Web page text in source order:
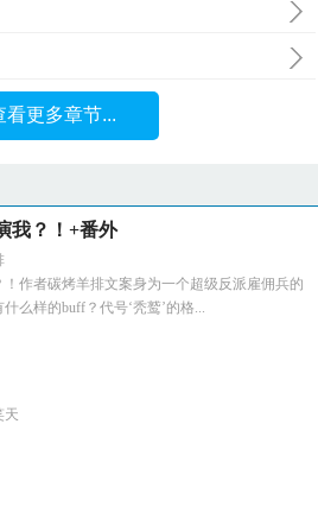
看更多章节...
我？！+番外
作者碳烤羊排文案身为一个超级反派雇佣兵的
么样的buff？代号‘秃鹫’的格...
天